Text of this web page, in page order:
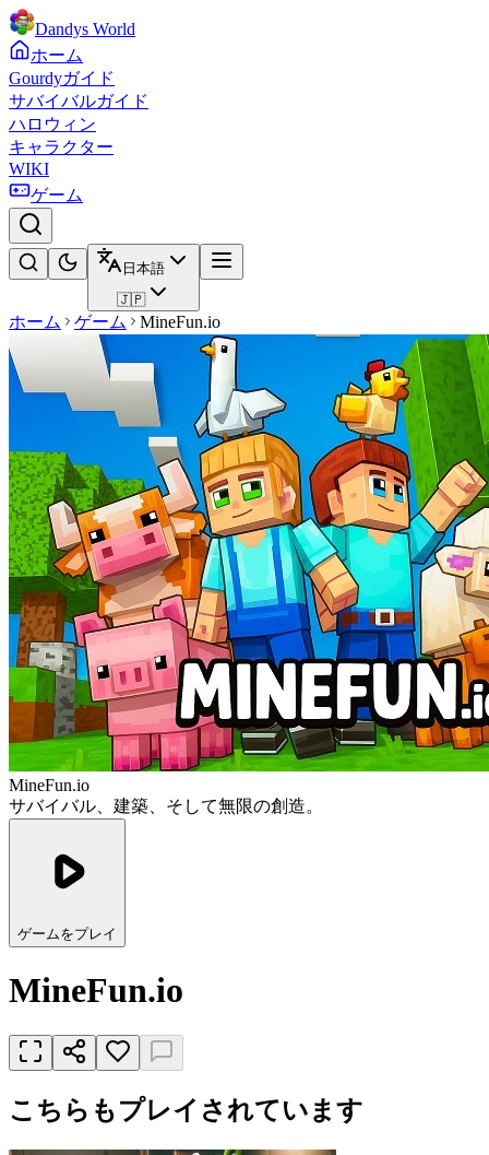
Dandys World
ホーム
Gourdyガイド
サバイバルガイド
ハロウィン
キャラクター
WIKI
ゲーム
日本語
🇯🇵
ホーム ゲーム MineFun.io
MineFun.io
サバイバル、建築、そして無限の創造。
ゲームをプレイ
MineFun.io
こちらもプレイされています